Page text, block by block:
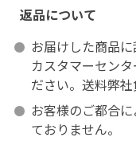
返品について
お届けした商品
カスタマーセン
ださい。送料弊社
お客様のご都合
ておりません。